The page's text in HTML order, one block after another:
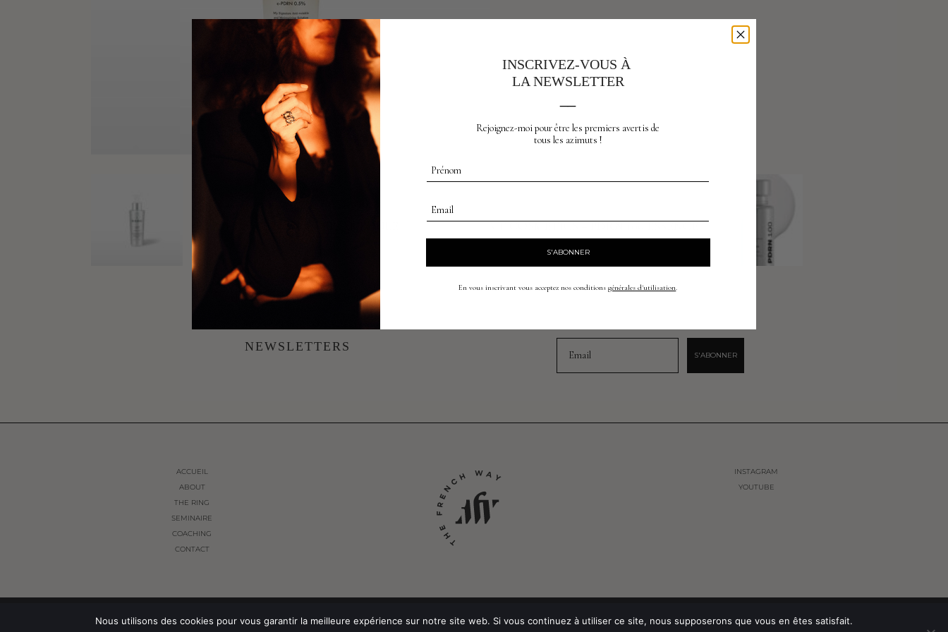
VT COSMETICS – PDRN 100 ESSENCE
NEWSLETTERS
S'ABONNER
ACCUEIL
ABOUT
THE RING
SEMINAIRE
COACHING
CONTACT
INSTAGRAM
YOUTUBE
© THE FRENCH WAY 2024. ALL RIGHTS RESERVED. POLITIQUE DE CONFIDENTIALITÉ CONDITIONS GÉNÉRALES DE VENTES
Nous utilisons des cookies pour vous garantir la meilleure expérience sur notre site web. Si vous continuez à utiliser ce site, nous supposerons que vous en êtes satisfait.
INSCRIVEZ-VOUS À
LA NEWSLETTER
Rejoignez-moi pour être les premiers avertisde
tous les azimuts !
Prénom
Email
S'ABONNER
En vous inscrivant vous acceptez nos conditionsgénérales d'utilisation.